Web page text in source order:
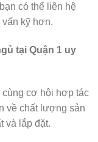
có thể liên hệ
kỹ hơn.
tại Quận 1 uy
cơ hội hợp tác
về chất lượng sản
và lắp đặt.